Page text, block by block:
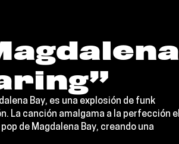
de la Semana
Bay, es una explosión de funk
La canción amalgama a la perfección el
de Magdalena Bay, creando una